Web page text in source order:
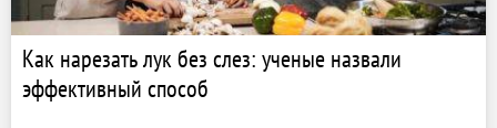
Как нарезать лук без слез: ученые назвали
эффективный способ